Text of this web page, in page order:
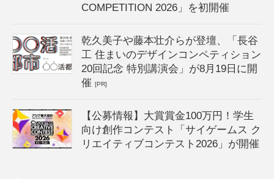
COMPETITION 2026」を初開催
乾久美子や藤本壮介らが登壇、「長谷
工 住まいのデザインコンペティション
20回記念 特別講演会」が8月19日に開
催[PR]
【公募情報】大賞賞金100万円！学生
向け創作コンテスト「サイゲームス ク
リエイティブコンテスト2026」が開催